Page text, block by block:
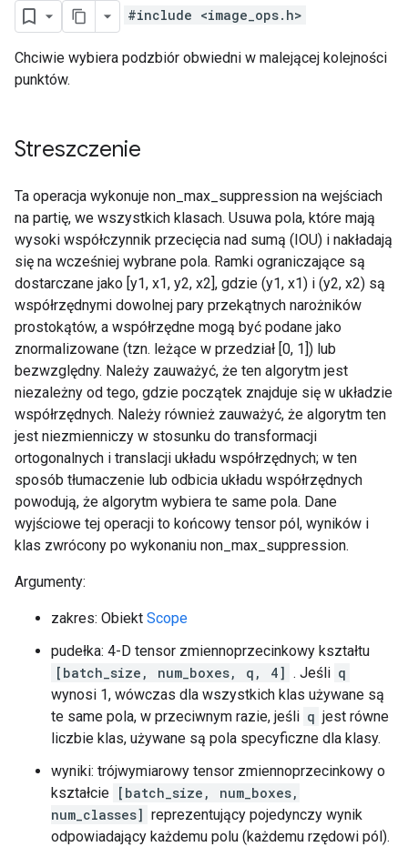
#include <image_ops.h>
Chciwie wybiera podzbiór obwiedni w malejącej kolejności
punktów.
Streszczenie
Ta operacja wykonuje non_max_suppression na wejściach
na partię, we wszystkich klasach. Usuwa pola, które mają
wysoki współczynnik przecięcia nad sumą (IOU) i nakładają
się na wcześniej wybrane pola. Ramki ograniczające są
dostarczane jako [y1, x1, y2, x2], gdzie (y1, x1) i (y2, x2) są
współrzędnymi dowolnej pary przekątnych narożników
prostokątów, a współrzędne mogą być podane jako
znormalizowane (tzn. leżące w przedział [0, 1]) lub
bezwzględny. Należy zauważyć, że ten algorytm jest
niezależny od tego, gdzie początek znajduje się w układzie
współrzędnych. Należy również zauważyć, że algorytm ten
jest niezmienniczy w stosunku do transformacji
ortogonalnych i translacji układu współrzędnych; w ten
sposób tłumaczenie lub odbicia układu współrzędnych
powodują, że algorytm wybiera te same pola. Dane
wyjściowe tej operacji to końcowy tensor pól, wyników i
klas zwrócony po wykonaniu non_max_suppression.
Argumenty:
zakres: Obiekt Scope
pudełka: 4-D tensor zmiennoprzecinkowy kształtu
[batch_size, num_boxes, q, 4] . Jeśli q
wynosi 1, wówczas dla wszystkich klas używane są
te same pola, w przeciwnym razie, jeśli q jest równe
liczbie klas, używane są pola specyficzne dla klasy.
wyniki: trójwymiarowy tensor zmiennoprzecinkowy o
kształcie [batch_size, num_boxes,
num_classes] reprezentujący pojedynczy wynik
odpowiadający każdemu polu (każdemu rzędowi pól).